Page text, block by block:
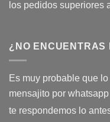
los pedidos superiores
¿NO ENCUENTRAS
Es muy probable que
mensajito por whatsapp
te respondemos lo